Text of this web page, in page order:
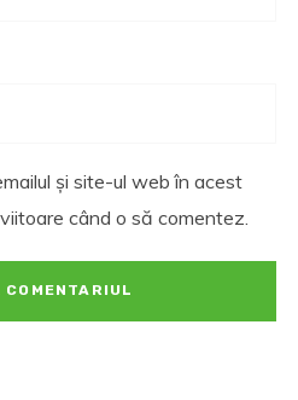
și site-ul web în acest
când o să comentez.